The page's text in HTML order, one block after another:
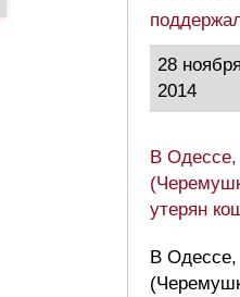
28
2014
В
утерян
В